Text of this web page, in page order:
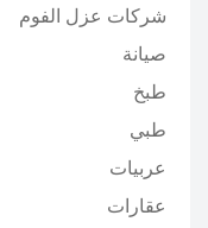
شركات عزل الفوم
صيانة
طبخ
طبي
عربيات
عقارات